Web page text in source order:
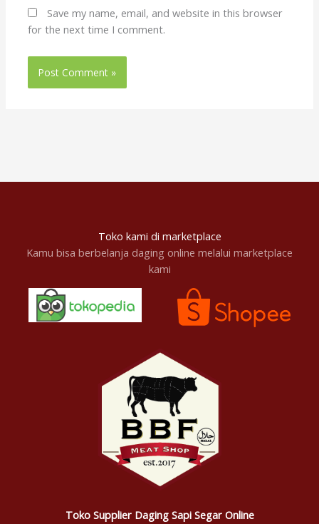
Save my name, email, and website in this browser
for the next time I comment.
Toko kami di marketplace
Kamu bisa berbelanja daging online melalui marketplace
kami
Toko Supplier Daging Sapi Segar Online